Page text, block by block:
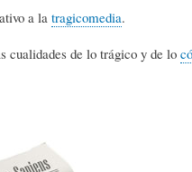
a la tragicomedia.
cualidades de lo trágico y de lo